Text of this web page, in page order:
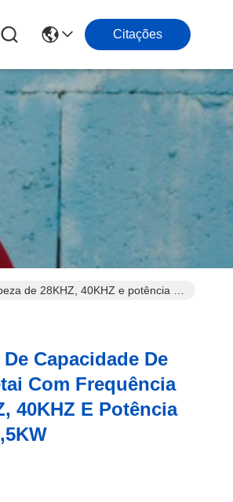
Citações
de 28KHZ, 40KHZ e potência de
Capacidade De
Com Frequência
40KHZ E Potência